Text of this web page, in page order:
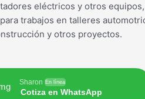
eléctricos y otros
trabajos en talleres
y otros proyectos.
Sharon En línea
Cotiza en WhatsApp